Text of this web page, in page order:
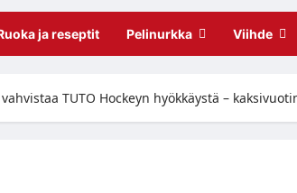
ja reseptit Pelinurkka Viihde
TUTO Hockeyn hyökkäystä –